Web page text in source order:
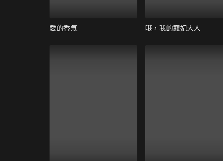
愛的香氣 哦，我的寵妃大人